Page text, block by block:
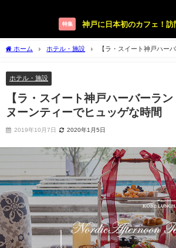
特集 神戸に日本初のカフェ！
ホーム ホテル・施設
【ラ・スイート神戸ハー
ホテル・施設
【ラ・スイート神戸ハーバーラ
ヌーンティーでヒュッゲな時間
2019年10月7日 2020年1月5日